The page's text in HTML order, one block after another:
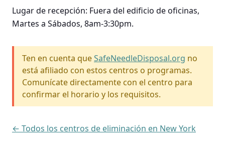
Lugar de recepción: Fuera del edificio de oficinas,
Martes a Sábados, 8am-3:30pm.
Ten en cuenta queSafeNeedleDisposal.org no
está afiliado con estos centros o programas.
Comunícate directamente con el centro para
confirmar el horario y los requisitos.
← Todos los centros de eliminación en New York